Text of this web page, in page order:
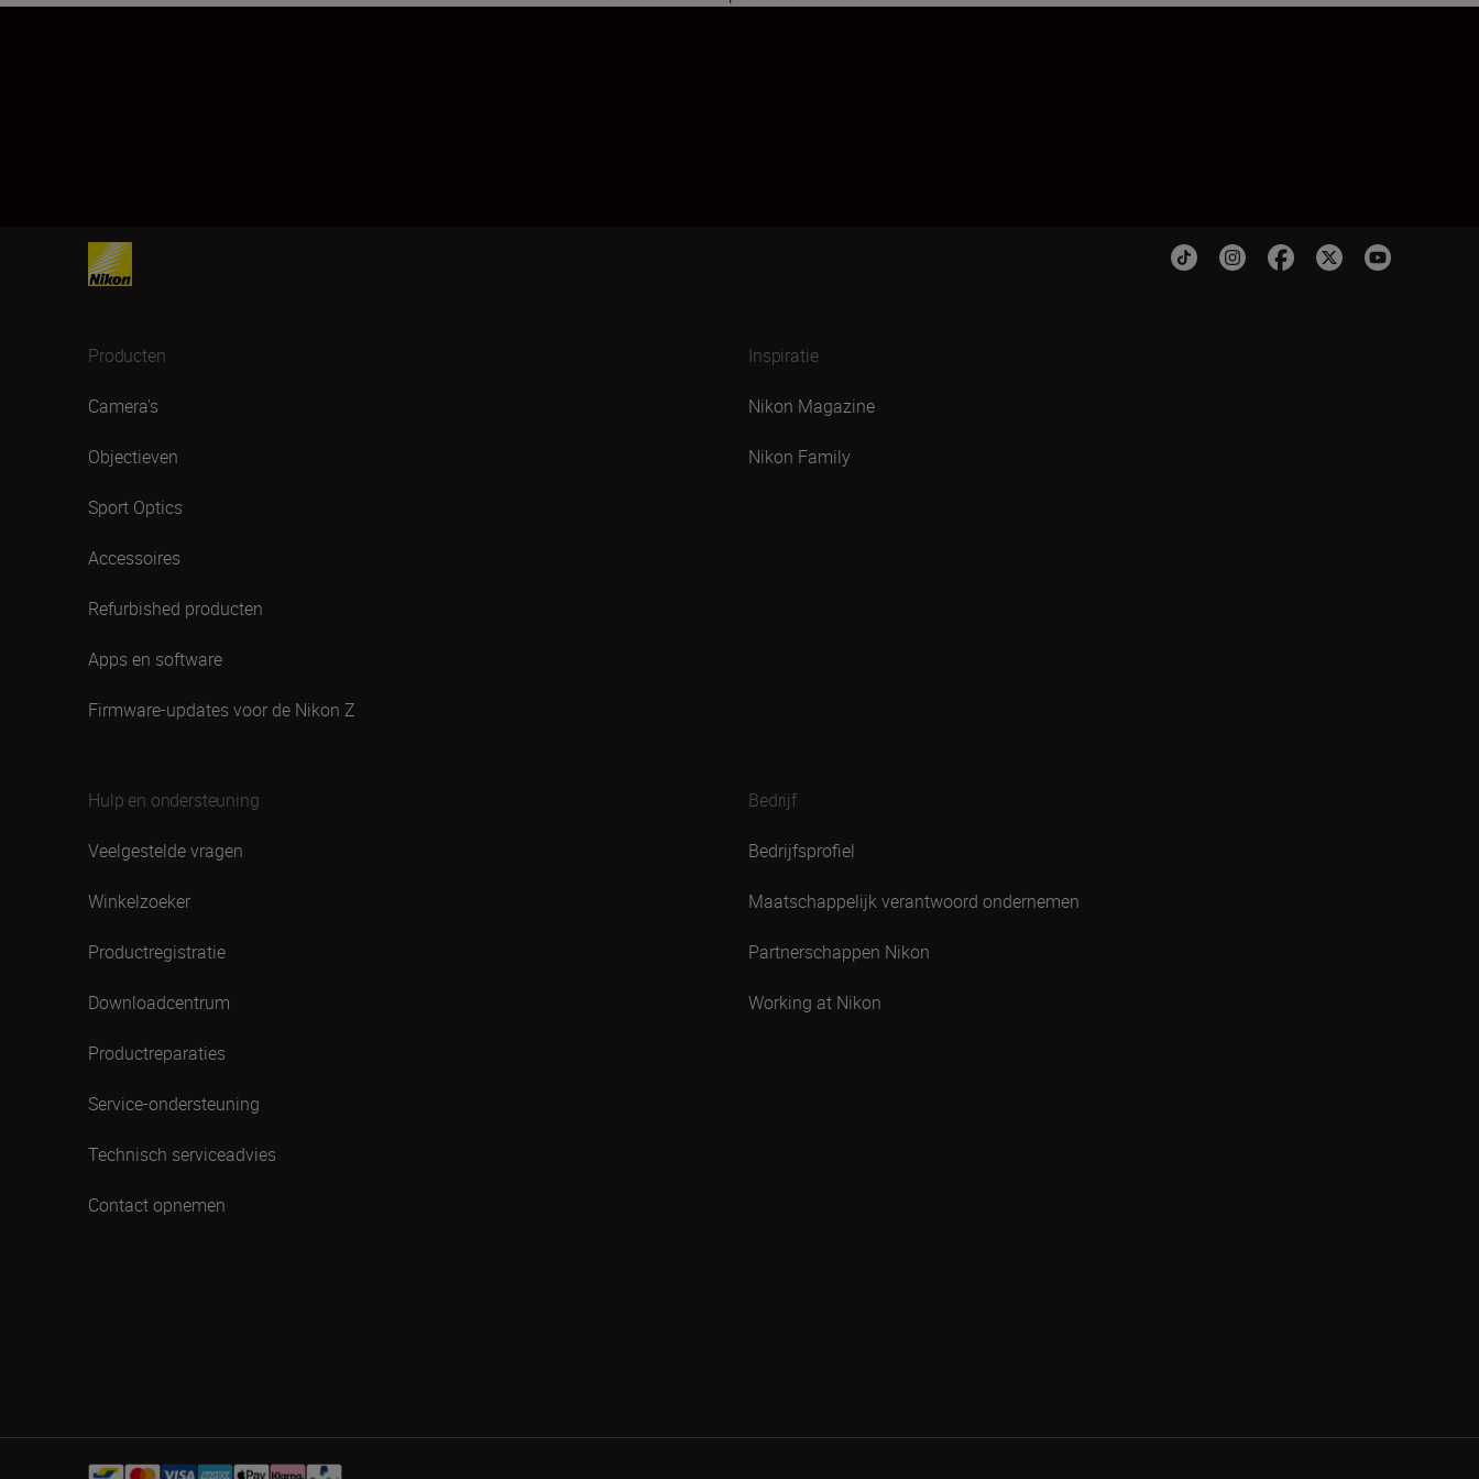
Producten
Camera's
Objectieven
Sport Optics
Accessoires
Refurbished producten
Apps en software
Firmware-updates voor de Nikon Z
Inspiratie
Nikon Magazine
Nikon Family
Hulp en ondersteuning
Veelgestelde vragen
Winkelzoeker
Productregistratie
Downloadcentrum
Productreparaties
Service-ondersteuning
Technisch serviceadvies
Contact opnemen
Bedrijf
Bedrijfsprofiel
Maatschappelijk verantwoord ondernemen
Partnerschappen Nikon
Working at Nikon